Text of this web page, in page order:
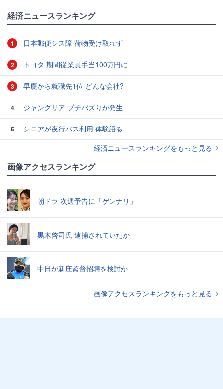
経済ニュースランキング
1 日本郵便シス障 荷物受け取れず
2 トヨタ 期間従業員手当100万円に
3 早慶から就職先1位 どんな会社?
4 ジャングリア プチバズりが発生
5
シニアが夜行バス利用 体験語る
経済ニュースランキングをもっと見る
画像アクセスランキング
朝ドラ 次週予告に「ゲンナリ」
黒木啓司氏 逮捕されていたか
中日が新庄監督招聘を検討か
画像アクセスランキングをもっと見る